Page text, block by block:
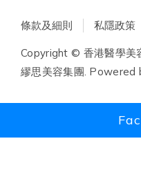
條款及細則 私隱政策
Copyright © 香港醫學美
繆思美容集團. Powered